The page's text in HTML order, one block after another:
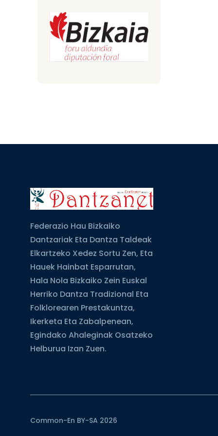
Federazio Hau Bizkaiko
Dantzariak Eta Dantza Taldeak
Elkartzeko Xedez Sortu Zen, Eta
Hauek Hainbat Esparrutan,
Hala Nola Bizkaiko Zein Euskal
Herriko Dantza Tradizional Eta
Folklorearen Prestakuntza,
Ikerketa Eta Zabalpenean,
Egindako Ahaleginak Osatzeko
Helburua Izan Zuen.
Common-En BY-SA 2026